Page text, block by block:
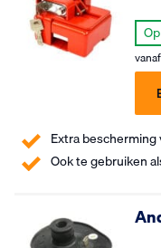
Extra
Ook te gebruiken